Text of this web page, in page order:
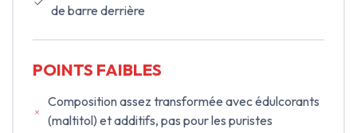
de barre derrière
POINTS FAIBLES
Composition assez transformée avec édulcorants
(maltitol) et additifs, pas pour les puristes